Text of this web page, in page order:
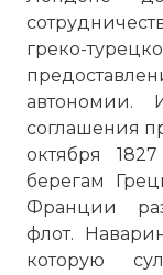
греко-
автономии.
соглашения
октября
берегам
Франции
флот.
которую